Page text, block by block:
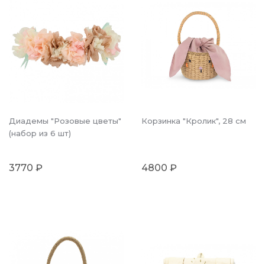
Диадемы "Розовые цветы"
(набор из 6 шт)
3770 ₽
Корзинка "Кролик", 28 см
4800 ₽